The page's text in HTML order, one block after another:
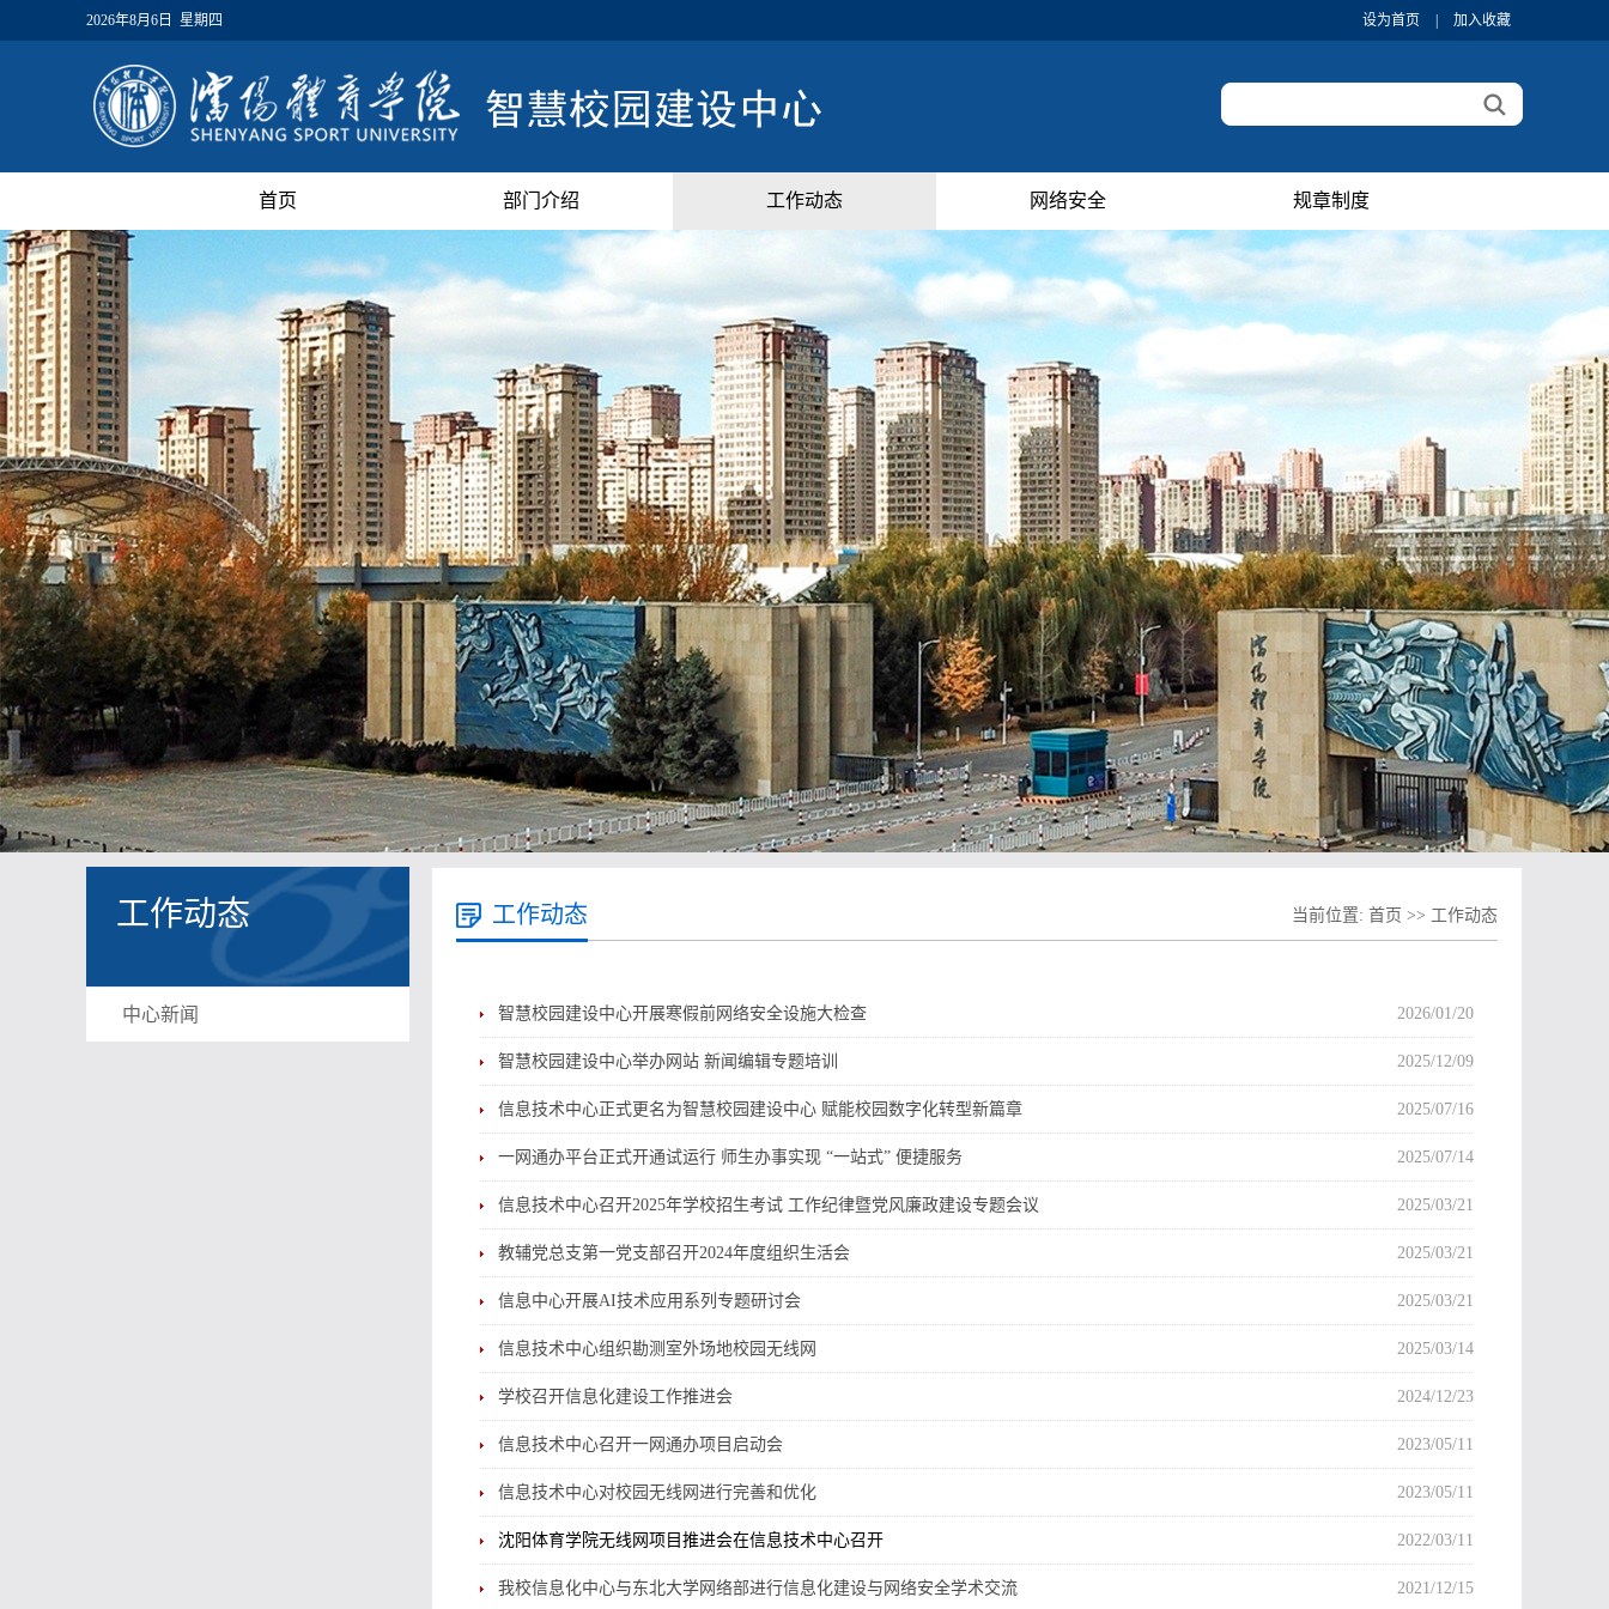
2026年8月6日 星期四 设为首页 加入收藏
首页 部门介绍 工作动态 网络安全 规章制度
工作动态
中心新闻
工作动态 当前位置: 首页 >> 工作动态
智慧校园建设中心开展寒假前网络安全设施大检查 2026/01/20
智慧校园建设中心举办网站 新闻编辑专题培训 2025/12/09
信息技术中心正式更名为智慧校园建设中心 赋能校园数字化转型新篇章 2025/07/16
一网通办平台正式开通试运行 师生办事实现 “一站式” 便捷服务 2025/07/14
信息技术中心召开2025年学校招生考试 工作纪律暨党风廉政建设专题会议 2025/03/21
教辅党总支第一党支部召开2024年度组织生活会 2025/03/21
信息中心开展AI技术应用系列专题研讨会 2025/03/21
信息技术中心组织勘测室外场地校园无线网 2025/03/14
学校召开信息化建设工作推进会 2024/12/23
信息技术中心召开一网通办项目启动会 2023/05/11
信息技术中心对校园无线网进行完善和优化 2023/05/11
沈阳体育学院无线网项目推进会在信息技术中心召开 2022/03/11
我校信息化中心与东北大学网络部进行信息化建设与网络安全学术交流 2021/12/15